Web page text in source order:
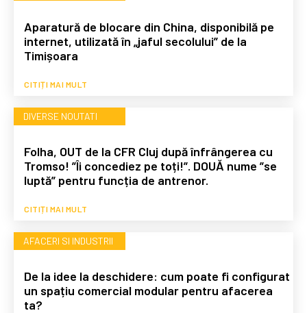
Aparatură de blocare din China, disponibilă pe
internet, utilizată în „jaful secolului” de la
Timișoara
CITIȚI MAI MULT
DIVERSE NOUTATI
Folha, OUT de la CFR Cluj după înfrângerea cu
Tromso! ”Îi concediez pe toți!”. DOUĂ nume ”se
luptă” pentru funcția de antrenor.
CITIȚI MAI MULT
AFACERI SI INDUSTRII
De la idee la deschidere: cum poate fi configurat
un spațiu comercial modular pentru afacerea
ta?